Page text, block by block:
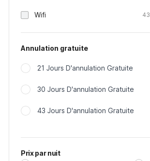
Wifi 43
Annulation gratuite
21 Jours D'annulation Gratuite
30 Jours D'annulation Gratuite
43 Jours D'annulation Gratuite
Prix par nuit